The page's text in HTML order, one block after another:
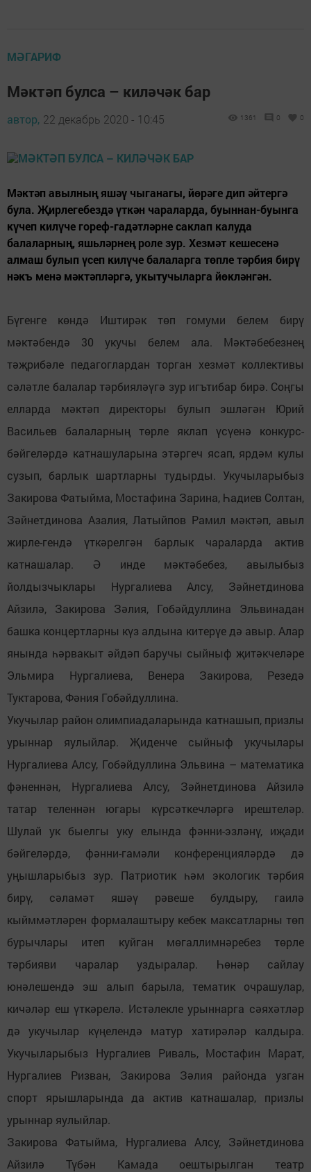
МӘГАРИФ
Мәктәп булса – киләчәк бар
автор, 22 декабрь 2020 - 10:45 1361 0 0
Мәктәп авылның яшәү чыганагы, йөрәге дип әйтергә
була. Җирлегебездә үткән чараларда, буыннан-буынга
күчеп килүче гореф-гадәтләрне саклап калуда
балаларның, яшьләрнең роле зур. Хезмәт кешесенә
алмаш булып үсеп килүче балаларга төпле тәрбия бирү
нәкъ менә мәктәпләргә, укытучыларга йөкләнгән.
Бүгенге көндә Иштирәк төп гомуми белем бирү
мәктәбендә 30 укучы белем ала. Мәктәбебезнең
тәҗрибәле педагоглардан торган хезмәт коллективы
сәләтле балалар тәрбияләүгә зур игътибар бирә. Соңгы
елларда мәктәп директоры булып эшләгән Юрий
Васильев балаларның төрле яклап үсүенә конкурс-
бәйгеләрдә катнашуларына этәргеч ясап, ярдәм кулы
сузып, барлык шартларны тудырды. Укучыларыбыз
Закирова Фатыйма, Мостафина Зарина, Һадиев Солтан,
Зәйнетдинова Азалия, Латыйпов Рамил мәктәп, авыл
жирле-гендә үткәрелгән барлык чараларда актив
катнашалар. Ә инде мәктәбебез, авылыбыз
йолдызчыклары Нургалиева Алсу, Зәйнетдинова
Айзилә, Закирова Зәлия, Гобәйдуллина Эльвинадан
башка концертларны күз алдына китерүе дә авыр. Алар
янында һәрвакыт әйдәп баручы сыйныф җитәкчеләре
Эльмира Нургалиева, Венера Закирова, Резедә
Туктарова, Фәния Гобәйдуллина.
Укучылар район олимпиадаларында катнашып, призлы
урыннар яулыйлар. Җиденче сыйныф укучылары
Нургалиева Алсу, Гобәйдуллина Эльвина – математика
фәненнән, Нургалиева Алсу, Зәйнетдинова Айзилә
татар теленнән югары күрсәткечләргә ирештеләр.
Шулай ук быелгы уку елында фәнни-эзләнү, иҗади
бәйгеләрдә, фәнни-гамәли конференцияләрдә дә
уңышларыбыз зур. Патриотик һәм экологик тәрбия
бирү, сәламәт яшәү рәвеше булдыру, гаилә
кыйммәтләрен формалаштыру кебек максатларны төп
бурычлары итеп куйган мөгаллимнәребез төрле
тәрбияви чаралар уздыралар. Һөнәр сайлау
юнәлешендә эш алып барыла, тематик очрашулар,
кичәләр еш үткәрелә. Истәлекле урыннарга сәяхәтләр
дә укучылар күңелендә матур хатирәләр калдыра.
Укучыларыбыз Нургалиев Риваль, Мостафин Марат,
Нургалиев Ризван, Закирова Зәлия районда узган
спорт ярышларында да актив катнашалар, призлы
урыннар яулыйлар.
Закирова Фатыйма, Нургалиева Алсу, Зәйнетдинова
Айзилә Түбән Камада оештырылган театр